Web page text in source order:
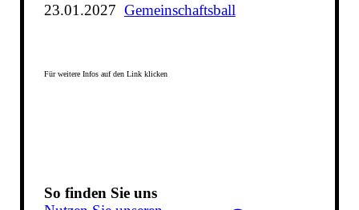
23.01.2027 Gemeinschaftsball
Für weitere Infos auf den Link klicken
So finden Sie uns